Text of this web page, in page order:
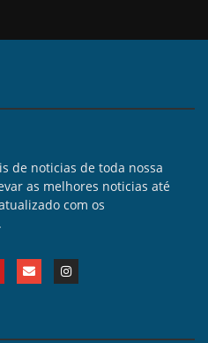
de noticias de toda nossa
as melhores noticias até
com os